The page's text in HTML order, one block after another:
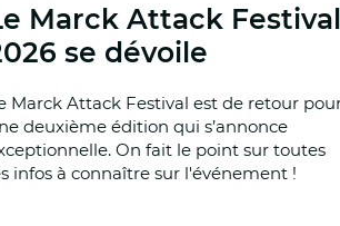
Marck Attack Festival
se dévoile
Marck Attack Festival est de retour
deuxième édition qui s’annonce
On fait le point sur toutes
infos à connaître sur l'événement !